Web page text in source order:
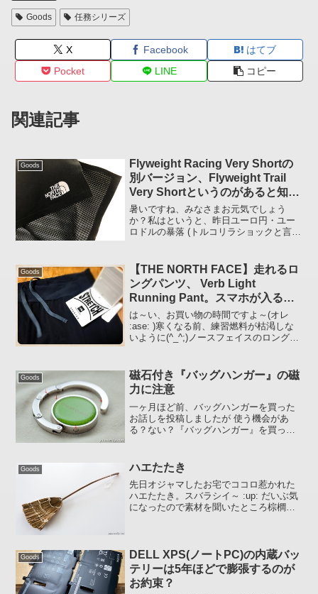
Goods 任務シリーズ
X Facebook
はてブ
Pocket
LINE コピー
関連記事
Goods
Flyweight Racing Very Shortの
別バージョン、Flyweight Trail
Very Shortというのがあると知っ
て買ってみました
暑いですね、みなさまお元気でしょう
か？私はというと、昨日ユーロ円・ユー
ロドルの暴落 (トルコリラショックと言っ
場で手も足も出ず、ならば久々にランニ
ング・ギアの投稿で...
Goods
【THE NORTH FACE】走れるロ
ングパンツ、 Verb Light
Running Pant。スマホが入るポ
ケットもあるでよ
は～い、お買い物の時間ですよ～(オレ
:ase: )寒くなる前、練習燃料が枯渇しな
いように(^_^;)ノースフェイスのロングパ
からアップしようと思いましてTHE
NOR...
Goods
磁石付き『バッグハンガー』の磁
力に注意
一ヶ月ほど前、バッグハンガーを買った
お話しを投稿しましたが 使う機会があ
る？ない？『バッグハンガー』を買って
杖」 的に載せておきます。赤い矢印 ↓ が
磁石フックにあたる...
Goods ハエたたき
先日オジャマしたお宅でココロ惹かれた
ハエたたき。スバラシイ～ :up: だいぶ気
になったので素材を聞いたところ棕櫚
なテイストの残り加...
Goods
DELL XPS(ノートPC)の内蔵バッ
テリーは5年ほどで膨張するのが
お約束？